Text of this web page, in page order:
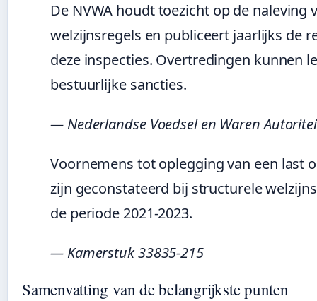
De NVWA houdt toezicht op de naleving
welzijnsregels en publiceert jaarlijks de
deze inspecties. Overtredingen kunnen
bestuurlijke sancties.
— Nederlandse Voedsel en Waren
Voornemens tot oplegging van een last
zijn geconstateerd bij structurele
de periode 2021-2023.
— Kamerstuk 33835-215
Samenvatting van de belangrijkste punten